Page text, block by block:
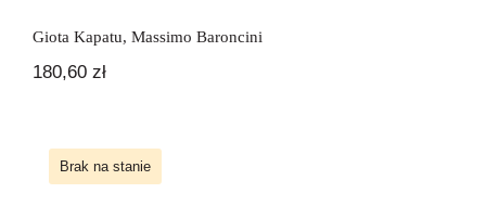
Giota Kapatu, Massimo Baroncini
180,60 zł
Brak na stanie